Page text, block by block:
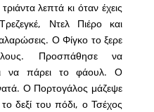
λεπτά κι όταν έχεις
Ντελ Πιέρο και
Ο Φίγκο το ξερε
Προσπάθησε να
να πάρει το φάουλ. Ο
Ο Πορτογάλος μάζεψε
δεξί του πόδι, ο Τσέχος